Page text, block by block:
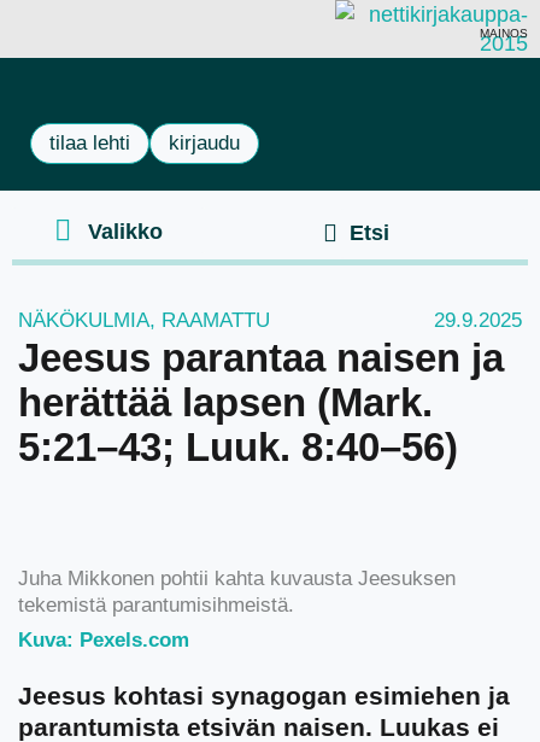
MAINOS
tilaa lehti kirjaudu
NÄKÖKULMIA, RAAMATTU 29.9.2025
Jeesus parantaa naisen ja
herättää lapsen (Mark.
5:21–43; Luuk. 8:40–56)
Juha Mikkonen pohtii kahta kuvausta Jeesuksen
tekemistä parantumisihmeistä.
Kuva: Pexels.com
Jeesus kohtasi synagogan esimiehen ja
parantumista etsivän naisen. Luukas ei